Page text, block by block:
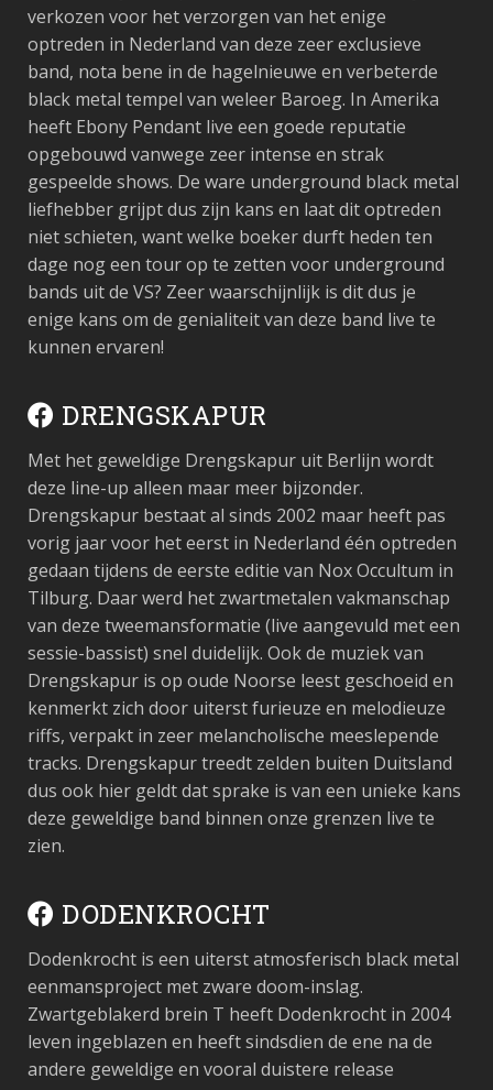
verkozen voor het verzorgen van het enige
optreden in Nederland van deze zeer exclusieve
band, nota bene in de hagelnieuwe en verbeterde
black metal tempel van weleer Baroeg. In Amerika
heeft Ebony Pendant live een goede reputatie
opgebouwd vanwege zeer intense en strak
gespeelde shows. De ware underground black metal
liefhebber grijpt dus zijn kans en laat dit optreden
niet schieten, want welke boeker durft heden ten
dage nog een tour op te zetten voor underground
bands uit de VS? Zeer waarschijnlijk is dit dus je
enige kans om de genialiteit van deze band live te
kunnen ervaren!
DRENGSKAPUR
Met het geweldige Drengskapur uit Berlijn wordt
deze line-up alleen maar meer bijzonder.
Drengskapur bestaat al sinds 2002 maar heeft pas
vorig jaar voor het eerst in Nederland één optreden
gedaan tijdens de eerste editie van Nox Occultum in
Tilburg. Daar werd het zwartmetalen vakmanschap
van deze tweemansformatie (live aangevuld met een
sessie-bassist) snel duidelijk. Ook de muziek van
Drengskapur is op oude Noorse leest geschoeid en
kenmerkt zich door uiterst furieuze en melodieuze
riffs, verpakt in zeer melancholische meeslepende
tracks. Drengskapur treedt zelden buiten Duitsland
dus ook hier geldt dat sprake is van een unieke kans
deze geweldige band binnen onze grenzen live te
zien.
DODENKROCHT
Dodenkrocht is een uiterst atmosferisch black metal
eenmansproject met zware doom-inslag.
Zwartgeblakerd brein T heeft Dodenkrocht in 2004
leven ingeblazen en heeft sindsdien de ene na de
andere geweldige en vooral duistere release